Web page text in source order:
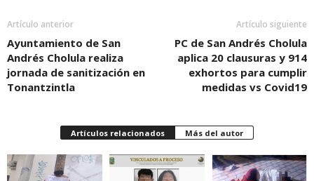
Artículo anterior
Ayuntamiento de San
Andrés Cholula realiza
jornada de sanitización en
Tonantzintla
Artículo siguiente
PC de San Andrés Cholula
aplica 20 clausuras y 914
exhortos para cumplir
medidas vs Covid19
Artículos relacionados Más del autor